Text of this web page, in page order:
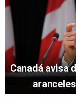
Canadá avisa